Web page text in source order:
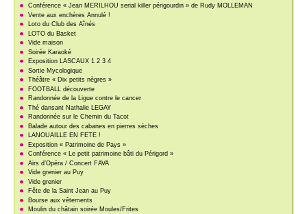
Conférence « Jean MERILHOU serial killer périgourdin » de Rudy MOLLEMAN
Vente aux enchères Annulé !
Loto du Club des Aînés
LOTO du Basket
Vide maison
Soirée Karaoké
Exposition LASCAUX 1 2 3 4
Sortie Mycologique
Théâtre « Dix petits nègres »
FOOTBALL découverte
Randonnée de la Ligue contre le cancer
Thé dansant Nathalie LEGAY
Randonnée sur le Chemin du Tacot
Balade autour des cabanes en pierres sèches
LANOUAILLE EN FETE !
Exposition « Patrimoine de Pays »
Conférence « Le petit patrimoine bâti du Périgord »
Airs d’Opéra / Concert FAVA
Vide grenier au Puy
Vide grenier
Fête de la Saint Jean au Puy
Bourse aux vêtements
Moulin du châtain soirée Moules/Frites